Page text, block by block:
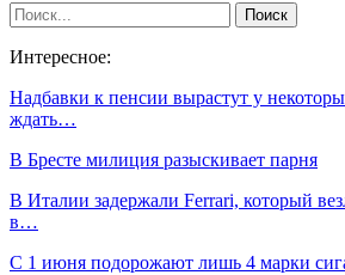
Интересное:
Надбавки к пенсии вырастут у
ждать…
В Бресте милиция разыскивает парня
В Италии задержали Ferrari, который
в…
С 1 июня подорожают лишь 4 марки